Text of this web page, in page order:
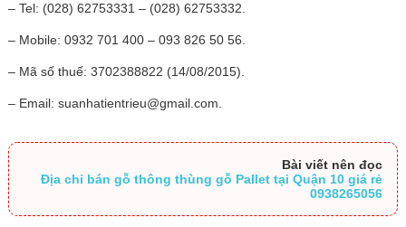
– Tel: (028) 62753331 – (028) 62753332.
– Mobile: 0932 701 400 – 093 826 50 56.
– Mã số thuế: 3702388822 (14/08/2015).
– Email: suanhatientrieu@gmail.com.
Bài viết nên đọc
Địa chỉ bán gỗ thông thùng gỗ Pallet tại Quận 10 giá rẻ
0938265056